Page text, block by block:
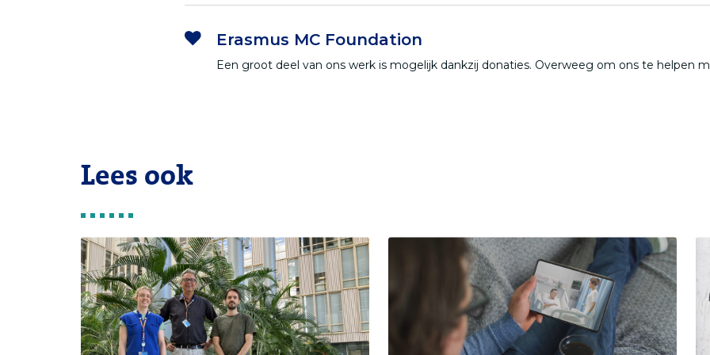
Erasmus MC Foundation
Een groot deel van ons werk is mogelijk dankzij donaties. Overweeg om ons te helpen
Lees ook